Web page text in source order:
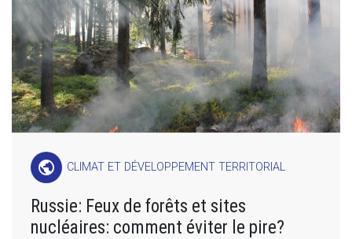
public CLIMAT ET DÉVELOPPEMENT TERRITORIAL
Russie: Feux de forêts et sites
nucléaires: comment éviter le pire?